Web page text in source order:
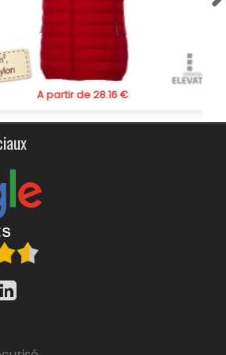
votre logo ou votre texte, ce
est l'option idéale pour les équipes
promouvoir leur marque
employées un vêtement à la fois
Que ce soit pour vos activités en
votre tenue de travail, notre
et féminine est un choix sûr. Soyez
éléments tout en restant élégante
en version homme
A partir de 28.16 €